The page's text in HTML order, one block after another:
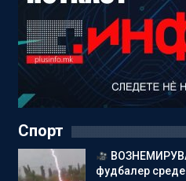
Спорт
фудбалер